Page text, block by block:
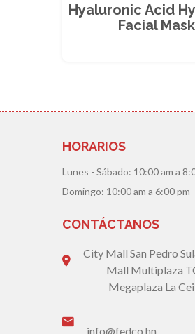
Hyaluronic Acid
Facial Mask
HORARIOS
Lunes - Sábado: 10:00 am a
Domingo: 10:00 am a 6:00 pm
CONTÁCTANOS
City Mall San Pedro
Mall Multiplaza
Megaplaza La
info@fedco.hn